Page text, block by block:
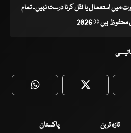
استعمال یا نقل کرنا درست نہیں۔ تمام
ہیں © 2026
WhatsApp Twitter
تازہ ترین
پاکستان